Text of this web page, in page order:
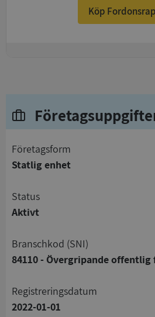
Köp
företagsform
Statlig enhet
status
Aktivt
branschkod (SNI)
84110 - Övergripande
registreringsdatum
2022-01-01